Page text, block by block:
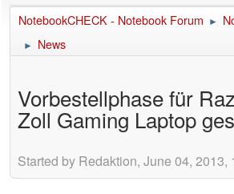
Forum
Impressum
NotebookCHECK - Notebook Forum ►
► News
Vorbestellphase für
Zoll Gaming Laptop
Started by Redaktion, June 04, 2013,